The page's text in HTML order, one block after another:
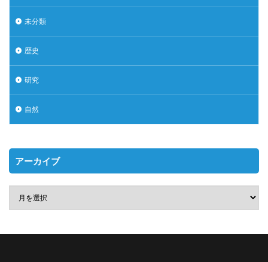
未分類
歴史
研究
自然
アーカイブ